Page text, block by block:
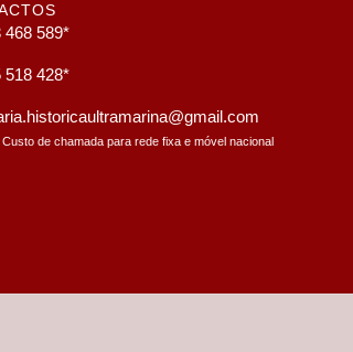
468 589*
518 428*
Custo de chamada para rede fixa e móvel nacional